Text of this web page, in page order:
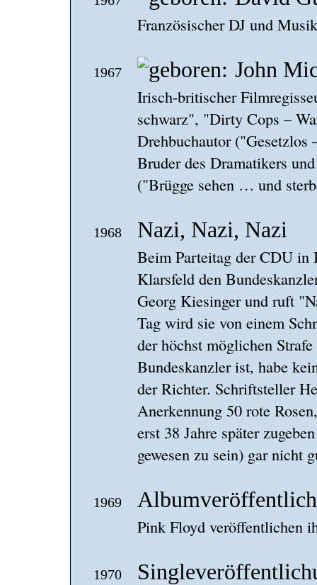
Französischer DJ und
1967 John
Irisch-britischer
schwarz", "Dirty Cops –
Drehbuchautor
Bruder des Dramatikers
("Brügge sehen … und
1968 Nazi, Nazi, Nazi
Beim Parteitag der CDU in
Klarsfeld den
Georg Kiesinger und ruft
Tag wird sie von einem
der höchst möglichen
Bundeskanzler ist, habe
der Richter. Schriftsteller
Anerkennung 50 rote
erst 38 Jahre später
gewesen zu sein) gar nicht
1969
Pink Floyd veröffentlichen
1970